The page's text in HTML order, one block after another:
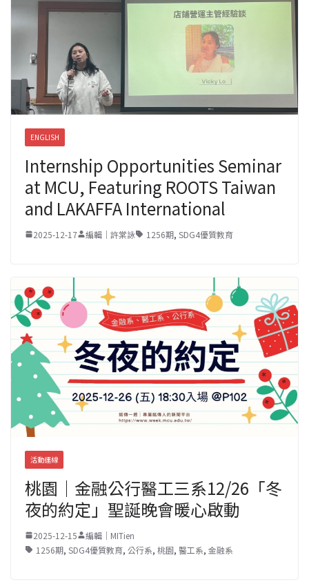
ENGLISH
Internship Opportunities Seminar
at MCU, Featuring ROOTS Taiwan
and LAKAFFA International
2025-12-17 編輯｜許棠詠 1256期, SDG4優質教育
活動連線
桃園｜金融公行醫工三系12/26「冬
夜的約定」聖誕晚會暖心啟動
2025-12-15
編輯｜MITien
1256期, SDG4優質教育, 公行系, 桃園, 醫工系, 金融系